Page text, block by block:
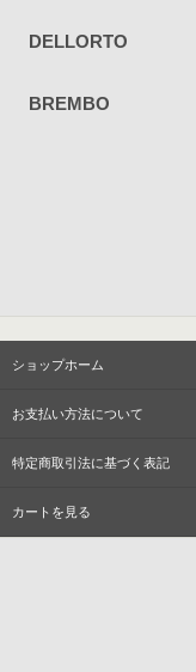
DELLORTO
BREMBO
ショップホーム
お支払い方法について
特定商取引法に基づく表記
カートを見る